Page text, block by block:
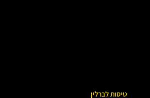
טיסות לברלין